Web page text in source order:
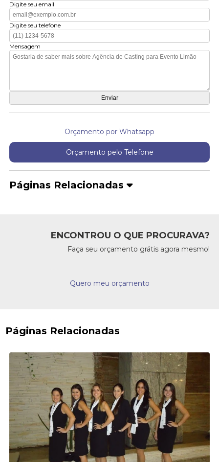
Digite seu email
Digite seu telefone
Mensagem
Orçamento por Whatsapp
Orçamento pelo Telefone
Páginas Relacionadas
ENCONTROU O QUE PROCURAVA?
Faça seu orçamento grátis agora mesmo!
Quero meu orçamento
Páginas Relacionadas